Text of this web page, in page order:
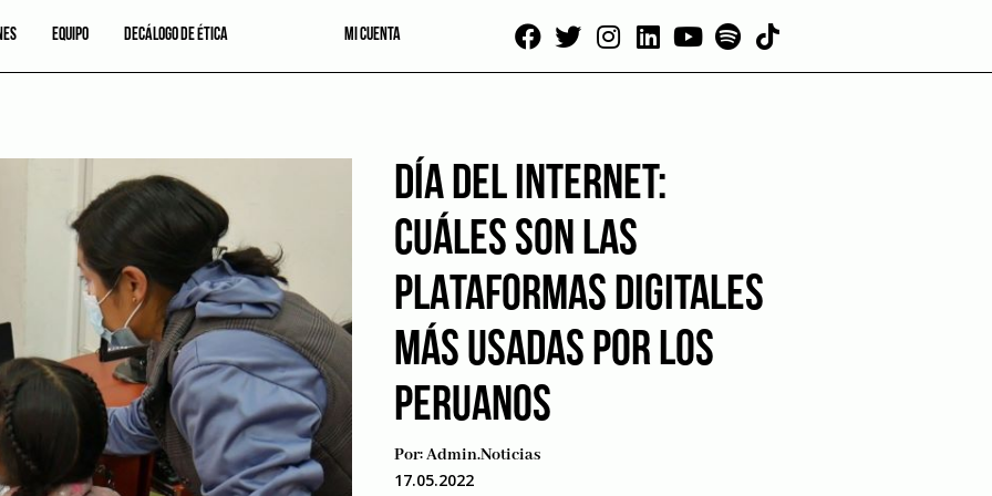
EQUIPO DECÁLOGO DE ÉTICA MI CUENTA
DÍA DEL INTERNET:
CUÁLES SON LAS
PLATAFORMAS DIGITALES
MÁS USADAS POR LOS
PERUANOS
Por:Admin.noticias
17.05.2022